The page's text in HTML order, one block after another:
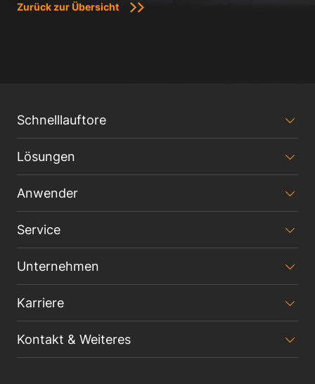
Zurück zur Übersicht
Schnelllauftore
Lösungen
Anwender
Service
Unternehmen
Karriere
Kontakt & Weiteres